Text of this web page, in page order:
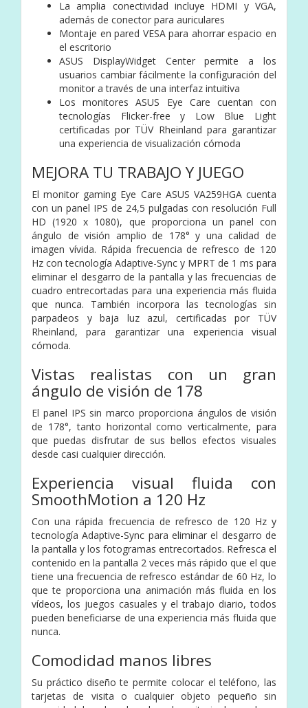
La amplia conectividad incluye HDMI y VGA,
además de conector para auriculares
Montaje en pared VESA para ahorrar espacio en
el escritorio
ASUS DisplayWidget Center permite a los
usuarios cambiar fácilmente la configuración del
monitor a través de una interfaz intuitiva
Los monitores ASUS Eye Care cuentan con
tecnologías Flicker-free y Low Blue Light
certificadas por TÜV Rheinland para garantizar
una experiencia de visualización cómoda
MEJORA TU TRABAJO Y JUEGO
El monitor gaming Eye Care ASUS VA259HGA cuenta
con un panel IPS de 24,5 pulgadas con resolución Full
HD (1920 x 1080), que proporciona un panel con
ángulo de visión amplio de 178° y una calidad de
imagen vívida. Rápida frecuencia de refresco de 120
Hz con tecnología Adaptive-Sync y MPRT de 1 ms para
eliminar el desgarro de la pantalla y las frecuencias de
cuadro entrecortadas para una experiencia más fluida
que nunca. También incorpora las tecnologías sin
parpadeos y baja luz azul, certificadas por TÜV
Rheinland, para garantizar una experiencia visual
cómoda.
Vistas realistas con un gran
ángulo de visión de 178
El panel IPS sin marco proporciona ángulos de visión
de 178°, tanto horizontal como verticalmente, para
que puedas disfrutar de sus bellos efectos visuales
desde casi cualquier dirección.
Experiencia visual fluida con
SmoothMotion a 120 Hz
Con una rápida frecuencia de refresco de 120 Hz y
tecnología Adaptive-Sync para eliminar el desgarro de
la pantalla y los fotogramas entrecortados. Refresca el
contenido en la pantalla 2 veces más rápido que el que
tiene una frecuencia de refresco estándar de 60 Hz, lo
que te proporciona una animación más fluida en los
vídeos, los juegos casuales y el trabajo diario, todos
pueden beneficiarse de una experiencia más fluida que
nunca.
Comodidad manos libres
Su práctico diseño te permite colocar el teléfono, las
tarjetas de visita o cualquier objeto pequeño sin